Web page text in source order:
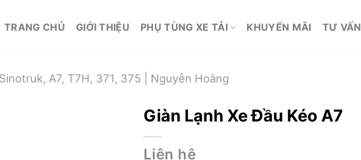
TRANG CHỦ GIỚI THIỆU PHỤ TÙNG XE TẢI KHUYẾN MÃI TƯ VẤN
A7, T7H, 371, 375 | Nguyễn Hoàng
Giàn Lạnh Xe Đầu Kéo A7
Liên hệ